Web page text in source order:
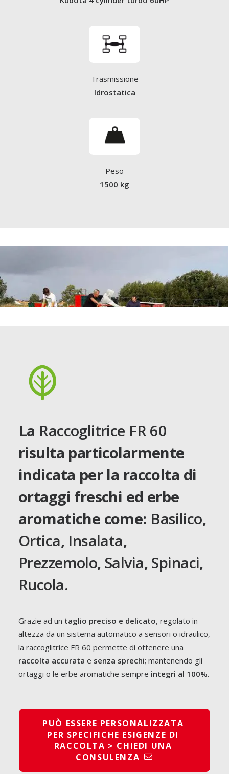
Trasmissione
Idrostatica
Peso
1500 kg
La Raccoglitrice FR 60
risulta particolarmente
indicata per la raccolta di
ortaggi freschi ed erbe
aromatiche come: Basilico,
Ortica, Insalata,
Prezzemolo, Salvia, Spinaci,
Rucola.
Grazie ad un taglio preciso e delicato, regolato in
altezza da un sistema automatico a sensori o idraulico,
la raccoglitrice FR 60 permette di ottenere una
raccolta accurata e senza sprechi; mantenendo gli
ortaggi o le erbe aromatiche sempre integri al 100%.
PUÒ ESSERE PERSONALIZZATA
PER SPECIFICHE ESIGENZE DI
RACCOLTA > CHIEDI UNA
CONSULENZA